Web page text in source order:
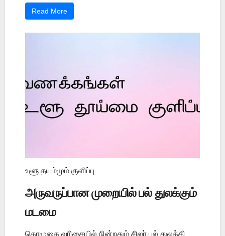
Read More
உளூ தயம்மும் குளிப்பு
அருவருப்பான முறையில் பல் துலக்கும்
மடமை
தொழுகை வரிசையில் நின்றதும் சிலர் பல் துலக்கி